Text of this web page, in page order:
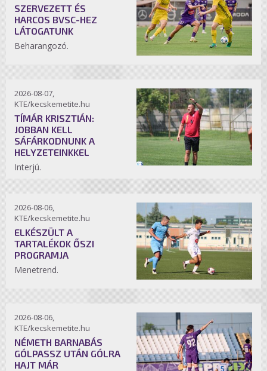
SZERVEZETT ÉS
HARCOS BVSC-HEZ
LÁTOGATUNK
Beharangozó.
2026-08-07,
KTE/kecskemetite.hu
TÍMÁR KRISZTIÁN:
JOBBAN KELL
SÁFÁRKODNUNK A
HELYZETEINKKEL
Interjú.
2026-08-06,
KTE/kecskemetite.hu
ELKÉSZÜLT A
TARTALÉKOK ŐSZI
PROGRAMJA
Menetrend.
2026-08-06,
KTE/kecskemetite.hu
NÉMETH BARNABÁS
GÓLPASSZ UTÁN GÓLRA
HAJT MÁR